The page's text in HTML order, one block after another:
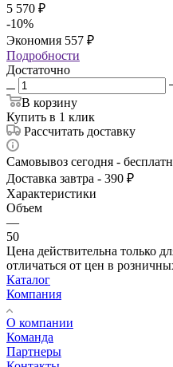
5 570 ₽
-10%
Экономия 557 ₽
Подробности
Достаточно
В корзину
Купить в 1 клик
Рассчитать доставку
Самовывоз сегодня -
Доставка завтра - 390 ₽
Характеристики
Объем
—
50
Цена действительна только
отличаться от цен в
Каталог
Компания
О компании
Команда
Партнеры